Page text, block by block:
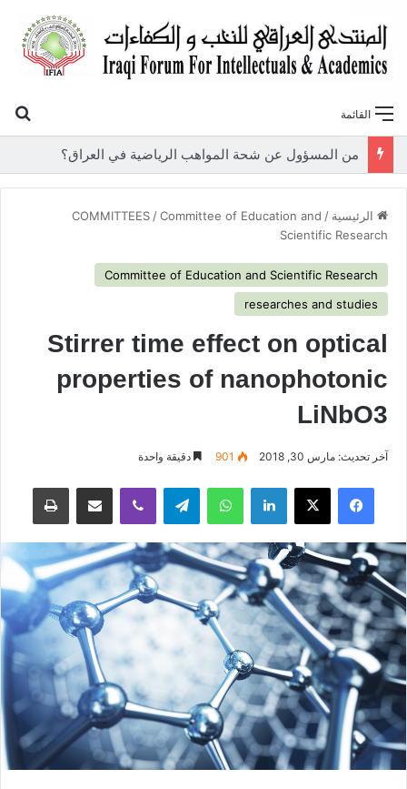
القائمة
الرئيسية /
COMMITTEES /Committee of Education and
Scientific Research
Committee of Education and Scientific Research
researches and studies
Stirrer time effect on optical
properties of nanophotonic
LiNbO3
آخر تحديث: مارس 30, 2018 901 دقيقة واحدة
فيسبوك لينكدإن واتساب